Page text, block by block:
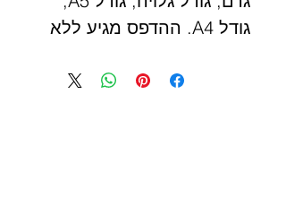
גודל A4. ההדפס מגיע ללא
בתמונות סגנונות שונים